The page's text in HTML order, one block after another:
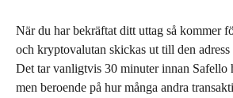
När du har bekräftat ditt uttag så kommer
och kryptovalutan skickas ut till den adress
Det tar vanligtvis 30 minuter innan Safello
men beroende på hur många andra